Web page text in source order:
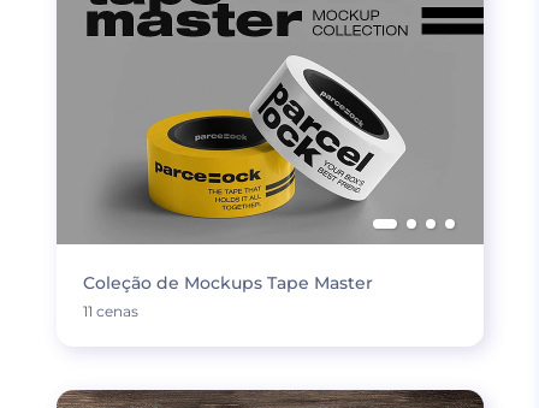
Coleção de Mockups Tape Master
11 cenas